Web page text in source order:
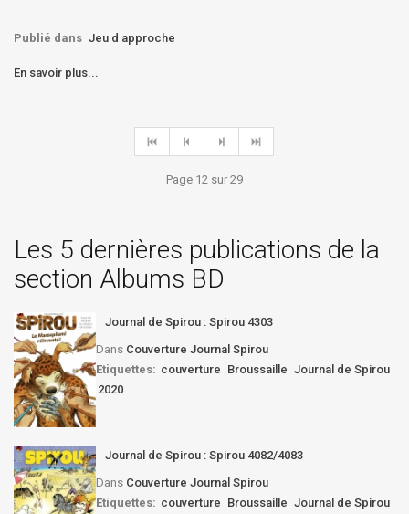
Publié dans Jeu d approche
En savoir plus...
Page 12 sur 29
Les 5 dernières publications de la
section Albums BD
Journal de Spirou : Spirou 4303
Dans Couverture Journal Spirou
Etiquettes: couverture Broussaille Journal de Spirou
2020
Journal de Spirou : Spirou 4082/4083
Dans Couverture Journal Spirou
Etiquettes: couverture Broussaille Journal de Spirou